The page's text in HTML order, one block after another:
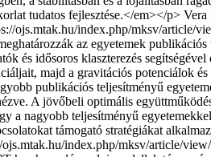
tudatos fejlesztése.</em></p> Vera
ojs.mtak.hu/index.php/mksv/article/
az egyetemek publikációs
és idősoros klaszterezés segítségével
majd a gravitációs potenciálok
publikációs teljesítményű
A jövőbeli optimális
a nagyobb teljesítményű
támogató stratégiákat
ojs.mtak.hu/index.php/mksv/article/